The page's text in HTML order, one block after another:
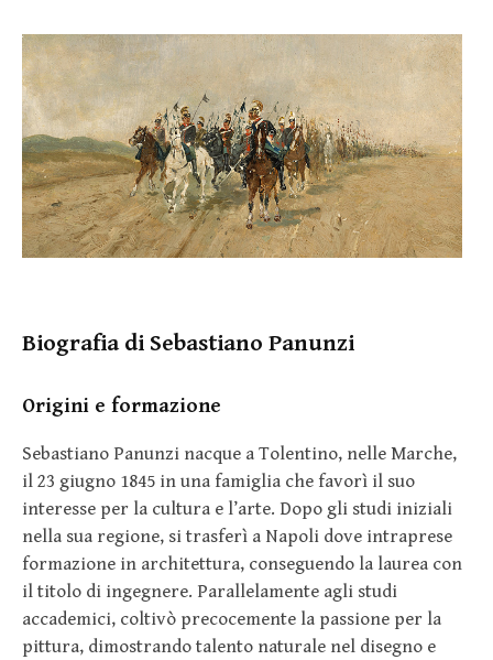
Biografia di Sebastiano Panunzi
Origini e formazione
Sebastiano Panunzi nacque a Tolentino, nelle Marche,
il 23 giugno 1845 in una famiglia che favorì il suo
interesse per la cultura e l’arte. Dopo gli studi iniziali
nella sua regione, si trasferì a Napoli dove intraprese
formazione in architettura, conseguendo la laurea con
il titolo di ingegnere. Parallelamente agli studi
accademici, coltivò precocemente la passione per la
pittura, dimostrando talento naturale nel disegno e